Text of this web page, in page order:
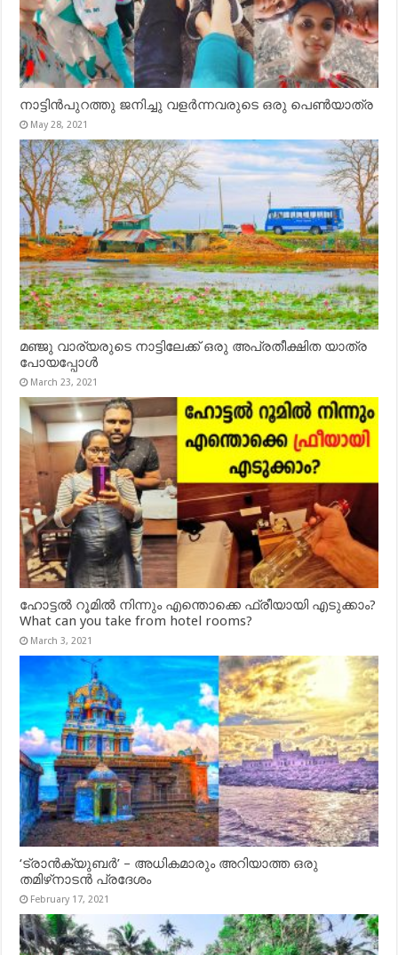
നാട്ടിൻപുറത്തു ജനിച്ചു വളർന്നവരുടെ ഒരു പെൺയാത്ര
May 28, 2021
മഞ്ജു വാര്യരുടെ നാട്ടിലേക്ക് ഒരു അപ്രതീക്ഷിത യാത്ര
പോയപ്പോൾ
March 23, 2021
ഹോട്ടൽ റൂമിൽ നിന്നും എന്തൊക്കെ ഫ്രീയായി എടുക്കാം?
What can you take from hotel rooms?
March 3, 2021
‘ട്രാൻക്യുബർ’ – അധികമാരും അറിയാത്ത ഒരു
തമിഴ്‌നാടൻ പ്രദേശം
February 17, 2021